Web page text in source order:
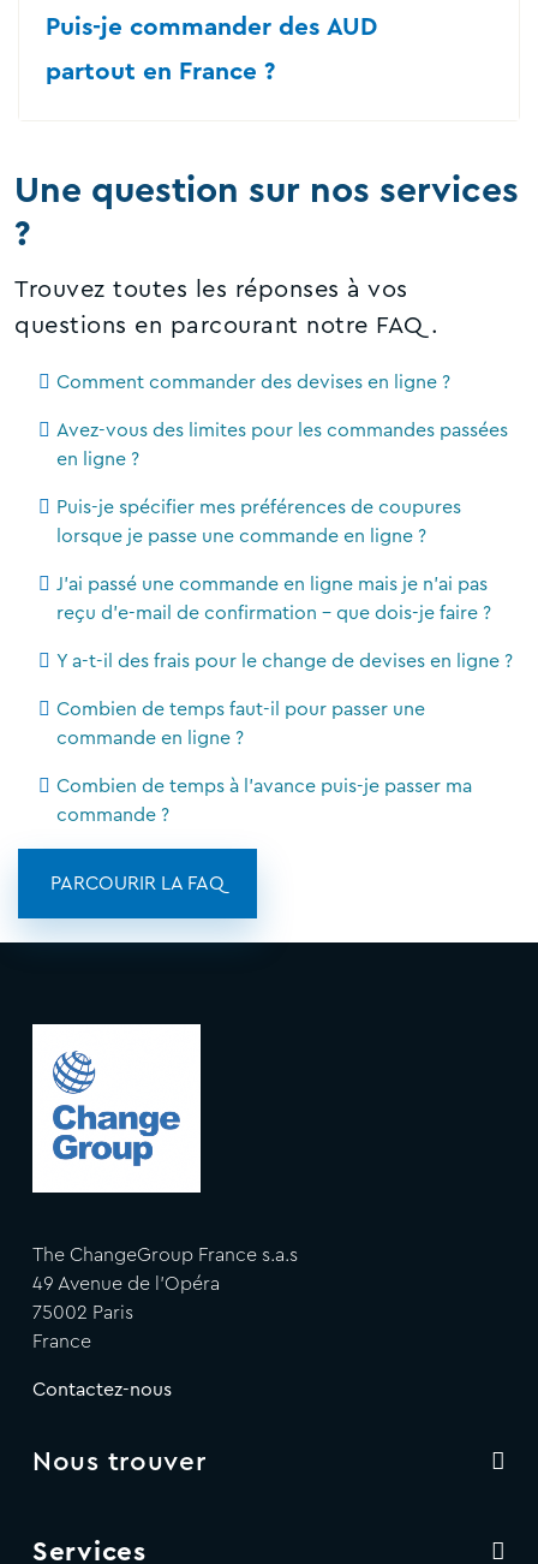
Puis-je commander des AUD
partout en France ?
Une question sur nos services
?
Trouvez toutes les réponses à vos
questions en parcourant notre FAQ.
Comment commander des devises en ligne ?
Avez-vous des limites pour les commandes passées
en ligne ?
Puis-je spécifier mes préférences de coupures
lorsque je passe une commande en ligne ?
J'ai passé une commande en ligne mais je n'ai pas
reçu d'e-mail de confirmation - que dois-je faire ?
Y a-t-il des frais pour le change de devises en ligne ?
Combien de temps faut-il pour passer une
commande en ligne ?
Combien de temps à l'avance puis-je passer ma
commande ?
PARCOURIR LA FAQ
The ChangeGroup France s.a.s
49 Avenue de l'Opéra
75002 Paris
France
Contactez-nous
Nous trouver
Services